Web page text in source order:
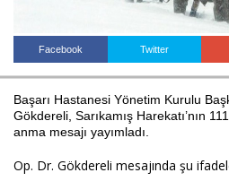
Facebook Twitter
Başarı Hastanesi Yönetim Kurulu
Gökdereli, Sarıkamış Harekatı’nın
anma mesajı yayımladı.
Op. Dr. Gökdereli mesajında şu